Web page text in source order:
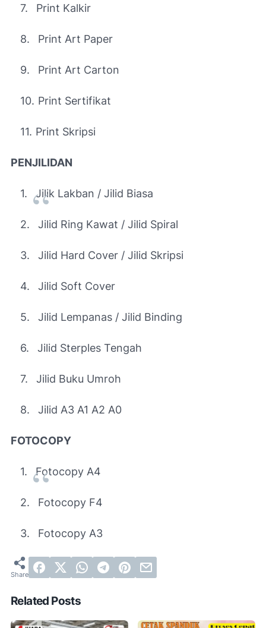
7. Print Kalkir
8. Print Art Paper
9. Print Art Carton
10. Print Sertifikat
11. Print Skripsi
PENJILIDAN
1. Jilik Lakban / Jilid Biasa
2. Jilid Ring Kawat / Jilid Spiral
3. Jilid Hard Cover / Jilid Skripsi
4. Jilid Soft Cover
5. Jilid Lempanas / Jilid Binding
6. Jilid Sterples Tengah
7. Jilid Buku Umroh
8. Jilid A3 A1 A2 A0
FOTOCOPY
1. Fotocopy A4
2. Fotocopy F4
3. Fotocopy A3
Related Posts